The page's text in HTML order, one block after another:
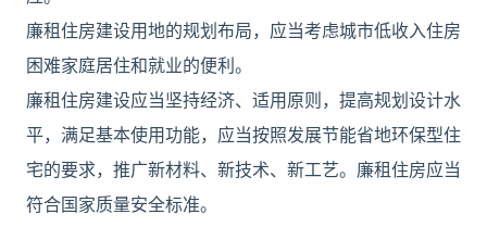
廉租住房建设用地的规划布局，应当考虑城市低收入住房
困难家庭居住和就业的便利。
廉租住房建设应当坚持经济、适用原则，提高规划设计水
平，满足基本使用功能，应当按照发展节能省地环保型住
宅的要求，推广新材料、新技术、新工艺。廉租住房应当
符合国家质量安全标准。